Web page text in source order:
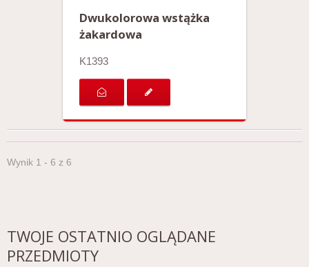
Dwukolorowa wstążka
żakardowa
K1393
Wynik 1 - 6 z 6
TWOJE OSTATNIO OGLĄDANE
PRZEDMIOTY